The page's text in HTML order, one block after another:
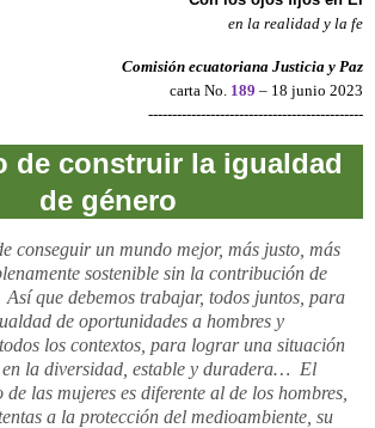
en la realidad y la fe
Comisión ecuatoriana Justicia y Paz
carta No. 189 – 18 junio 2023
---------------------------------------------
de construir la igualdad
de género
conseguir un mundo mejor, más justo, más
sostenible sin la contribución de
Así que debemos trabajar, todos juntos, para
de oportunidades a hombres y
los contextos, para lograr una situación
la diversidad, estable y duradera… El
de las mujeres es diferente al de los hombres,
a la protección del medioambiente, su